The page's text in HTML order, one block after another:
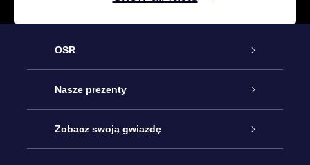
OSR
Obsługa
Kontakt
Nasze prezenty
Podarunek Gwiazda Online
Zobacz swoją gwiazdę